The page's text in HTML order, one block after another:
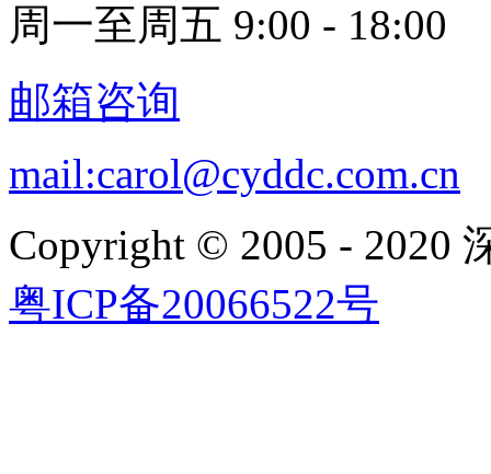
周一至周五 9:00 - 18:00
邮箱咨询
mail:carol@cyddc.com.cn
Copyright © 2005 - 2020
粤ICP备20066522号